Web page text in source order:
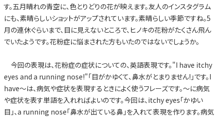
す。五月晴れの青空に、色とりどりの花が映えます。友人のインスタグラム
にも、素晴らしいショットがアップされています。素晴らしい季節ですね。5
月の連休ぐらいまで、目に見えないところで、ヒノキの花粉がたくさん飛ん
でいたようです。花粉症に悩まされた方もいたのではないでしょうか。
今回の表現は、花粉症の症状についての、英語表現です。"I have itchy
eyes and a running nose!"「目がかゆくて、鼻水がとまりません!」です。I
have～は、病気や症状を表現するときによく使うフレーズです。～に病気
や症状を表す単語を入れればよいのです。今回は、itchy eyes「かゆい
目」、a running nose「鼻水が出ている鼻」を入れて表現を作ります。病気